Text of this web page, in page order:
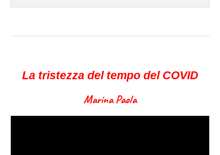
La tristezza del tempo del COVID
Marina Paola